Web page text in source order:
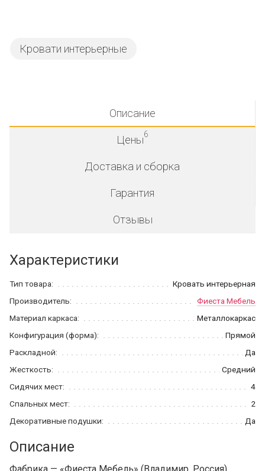
Кровати интерьерные
Описание
Цены6
Доставка и сборка
Гарантия
Отзывы
Характеристики
Тип товара:
Кровать интерьерная
Производитель:
Фиеста Мебель
Материал каркаса:
Металлокаркас
Конфигурация (форма):
Прямой
Раскладной:
Да
Жесткость:
Средний
Сидячих мест:
4
Спальных мест:
2
Декоративные подушки:
Да
Описание